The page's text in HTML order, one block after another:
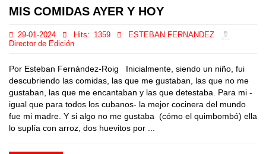
MIS COMIDAS AYER Y HOY
29-01-2024 Hits: 1359
ESTEBAN FERNANDEZ
Director de Edición
Por Esteban Fernández-Roig Inicialmente, siendo un niño, fui
descubriendo las comidas, las que me gustaban, las que no me
gustaban, las que me encantaban y las que detestaba. Para mi -
igual que para todos los cubanos- la mejor cocinera del mundo
fue mi madre. Y si algo no me gustaba (cómo el quimbombó) ella
lo suplía con arroz, dos huevitos por ...